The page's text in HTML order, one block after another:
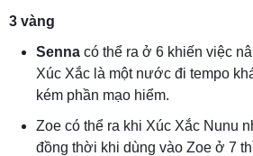
3 vàng
Senna có thể ra ở 6 khiến việc
Xúc Xắc là một nước đi tempo
kém phần mạo hiểm.
Zoe có thể ra khi Xúc Xắc Nunu
đồng thời khi dùng vào Zoe ở 7